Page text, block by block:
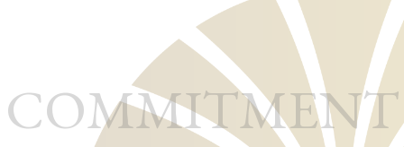
施術メニューの一部価格改定について
COMMITMENT